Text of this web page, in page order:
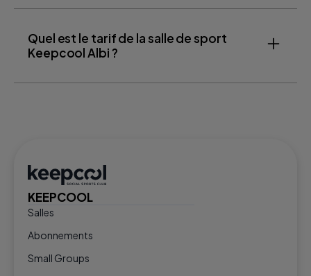
Quel est le tarif de la salle de sport
Keepcool Albi ?
KEEPCOOL
Salles
Abonnements
Small Groups